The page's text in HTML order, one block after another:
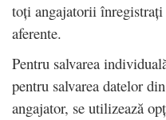
toți angajatorii
aferente.
Pentru salvarea
pentru salvarea datelor
angajator, se utilizează